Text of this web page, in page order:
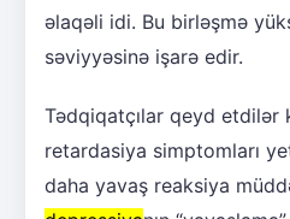
əlaqəli idi. Bu birləşmə
səviyyəsinə işarə edir.
Tədqiqatçılar qeyd etdilər
retardasiya simptomları
daha yavaş reaksiya